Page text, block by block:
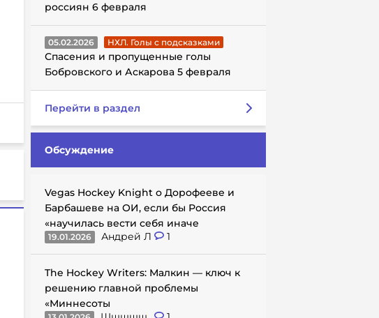
россиян 6 февраля
05.02.2026 НХЛ. Голы с подсказками
Спасения и пропущенные голы
Бобровского и Аскарова 5 февраля
Перейти в раздел
Обсуждение
Vegas Hockey Knight о Дорофееве и
Барбашеве на ОИ, если бы Россия
«научилась вести себя иначе
19.01.2026 Андрей Л 1
The Hockey Writers: Малкин — ключ к
решению главной проблемы
«Миннесоты